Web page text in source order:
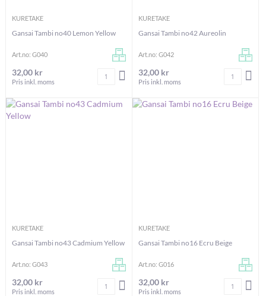
KURETAKE
Gansai Tambi no40 Lemon Yellow
Art.no: G040
32,00 kr
Pris inkl. moms
Antal LÄGG I VARUKORGEN
KURETAKE
Gansai Tambi no42 Aureolin
Art.no: G042
32,00 kr
Pris inkl. moms
Antal
KURETAKE
Gansai Tambi no43 Cadmium Yellow
Art.no: G043
32,00 kr
Pris inkl. moms
Antal LÄGG I VARUKORGEN
KURETAKE
Gansai Tambi no16 Ecru Beige
Art.no: G016
32,00 kr
Pris inkl. moms
Antal